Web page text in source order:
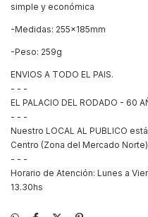
simple y económica
-Medidas: 255x185mm
-Peso: 259g
ENVIOS A TODO EL PAIS.
- - -
EL PALACIO DEL RODADO - 60
- - -
Nuestro LOCAL AL PUBLICO
Centro (Zona del Mercado Norte)
- - -
Horario de Atención: Lunes a
13.30hs